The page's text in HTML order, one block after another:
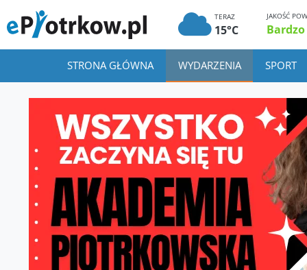
TERAZ
15°C
JAKOŚĆ
STRONA GŁÓWNA WYDARZENIA SPORT